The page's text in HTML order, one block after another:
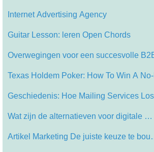
Internet Advertising Agency
Guitar Lesson: leren Open Chords
Overwegingen voor een succesvolle
Texas Holdem Poker: How To Win A
Geschiedenis: Hoe Mailing Services
Wat zijn de alternatieven voor digitale …
Artikel Marketing De juiste keuze te